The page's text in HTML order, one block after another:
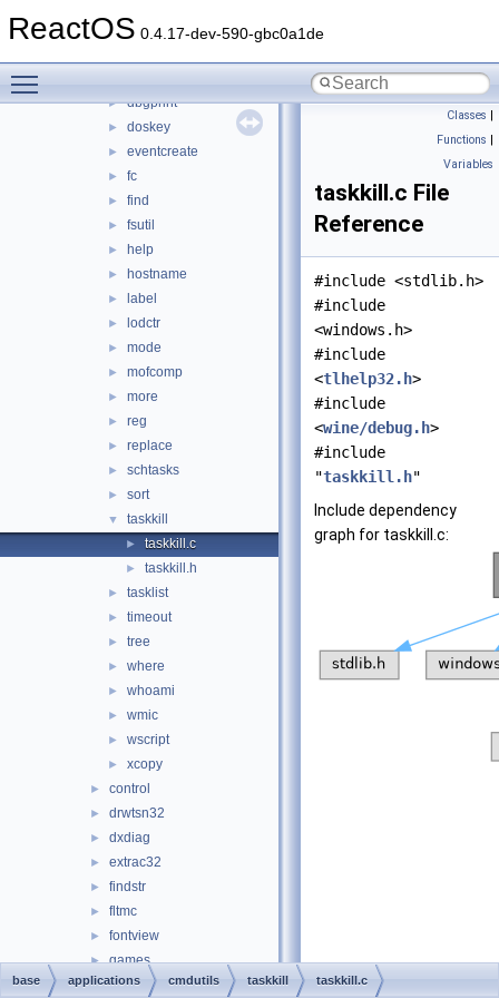
ReactOS 0.4.17-dev-590-gbc0a1de
► clip
► dbgprint
► doskey
► eventcreate
► fc
► find
► fsutil
► help
► hostname
► label
► lodctr
► mode
► mofcomp
► more
► reg
► replace
► schtasks
► sort
▼ taskkill
► taskkill.c
► taskkill.h
► tasklist
► timeout
► tree
► where
► whoami
► wmic
► wscript
► xcopy
► control
► drwtsn32
► dxdiag
► extrac32
► findstr
► fltmc
► fontview
► games
► hh
Classes |
Functions |
Variables
taskkill.c File
Reference
#include <stdlib.h>
#include
<windows.h>
#include
<tlhelp32.h>
#include
<wine/debug.h>
#include
"taskkill.h"
Include dependency
graph for taskkill.c:
base applications cmdutils taskkill taskkill.c